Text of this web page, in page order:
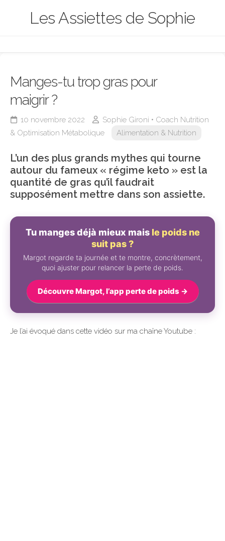
Les Assiettes de Sophie
Manges-tu trop gras pour
maigrir ?
10 novembre 2022
Sophie Gironi • Coach Nutrition
& Optimisation Métabolique
Alimentation & Nutrition
L’un des plus grands mythes qui tourne
autour du fameux « régime keto » est la
quantité de gras qu’il faudrait
supposément mettre dans son assiette.
Tu manges déjà mieux mais le poids ne
suit pas ?
Margot regarde ta journée et te montre, concrètement,
quoi ajuster pour relancer la perte de poids.
Découvre Margot, l’app perte de poids →
Je l’ai évoqué dans cette vidéo sur ma chaîne Youtube :